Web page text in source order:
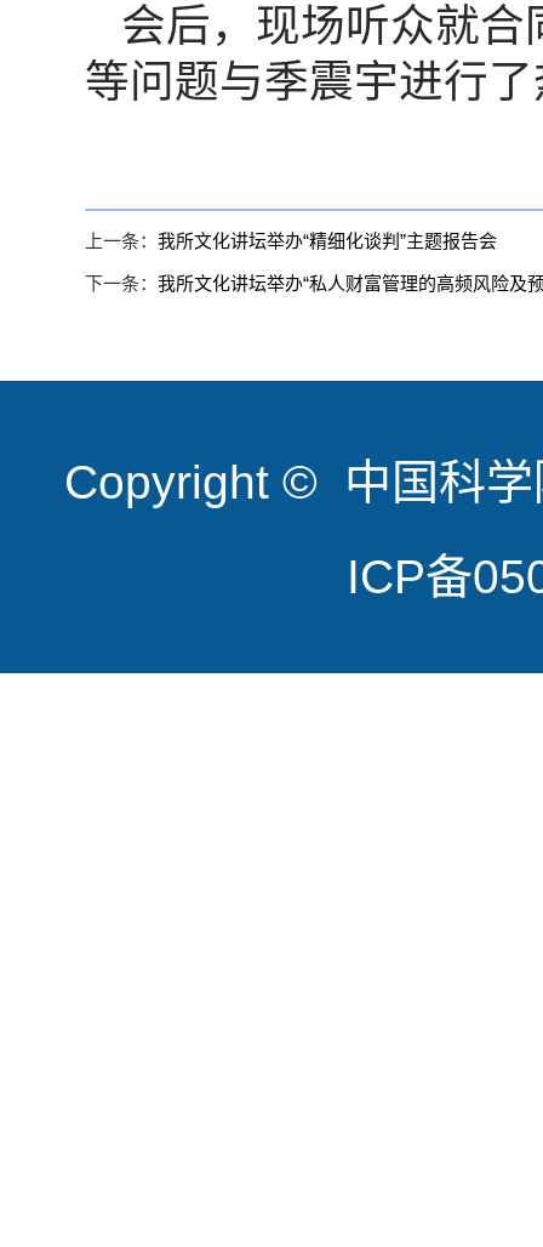
会后，现场听众就
等问题与季震宇进行
上一条： 我所文化讲坛举办“精细化谈判”主题报告会
下一条： 我所文化讲坛举办“私人财富管理的高频风险及
Copyright © 中国科
ICP备